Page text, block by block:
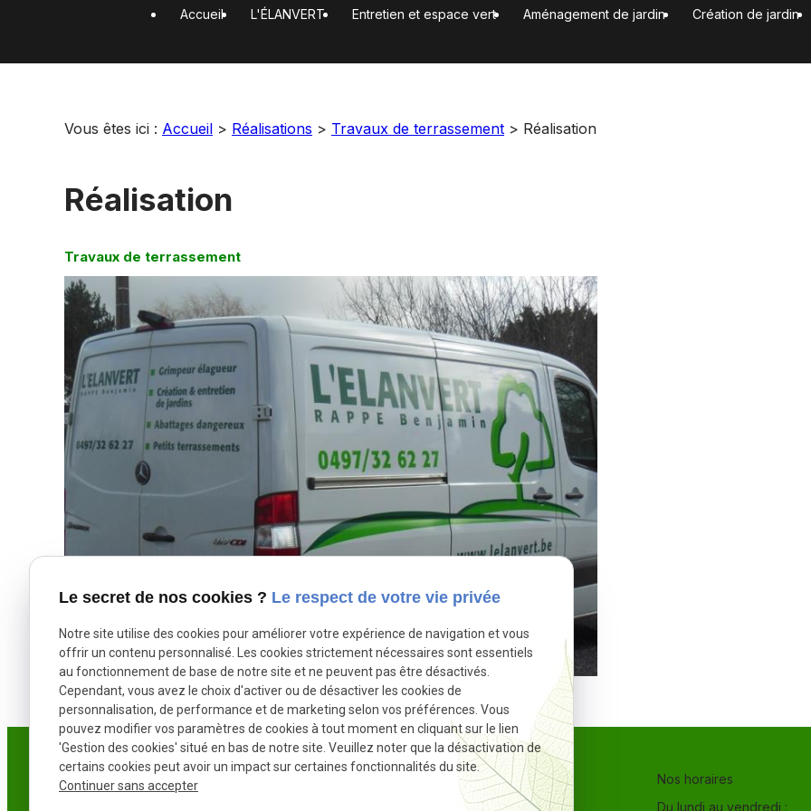
Accueil L'ÉLANVERT Entretien et espace vert Aménagement de jardin Création de jardin
Vous êtes ici : Accueil > Réalisations > Travaux de terrassement > Réalisation
Réalisation
Travaux de terrassement
L'ÉLAN
Nous contacter
Nos horaires
Du lundi au vendredi :
Panneau de gestion des cookies
Le secret de nos cookies ? Le respect de votre vie privée
Notre site utilise des cookies pour améliorer votre expérience de navigation et vous
offrir un contenu personnalisé. Les cookies strictement nécessaires sont essentiels
au fonctionnement de base de notre site et ne peuvent pas être désactivés.
Cependant, vous avez le choix d'activer ou de désactiver les cookies de
personnalisation, de performance et de marketing selon vos préférences. Vous
pouvez modifier vos paramètres de cookies à tout moment en cliquant sur le lien
'Gestion des cookies' situé en bas de notre site. Veuillez noter que la désactivation de
certains cookies peut avoir un impact sur certaines fonctionnalités du site.
Continuer sans accepter